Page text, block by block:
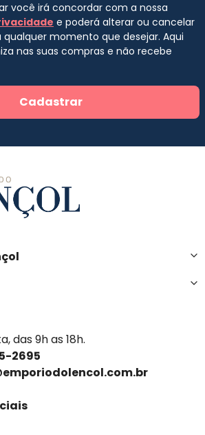
você irá concordar com a nossa
e poderá alterar ou cancelar
momento que desejar. Aqui
nas suas compras e não recebe
Cadastrar
das 9h as 18h.
2695